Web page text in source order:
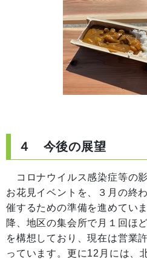
４ 今後の展望
コロナウイルス感染症等の
お花見イベントを、３月の終
催するための準備を進めてい
降、地区の集会所で月１回ほ
を構想しており、現在は営業
っています。更に12月には、